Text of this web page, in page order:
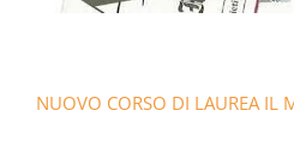
NUOVO CORSO DI LAUREA IL